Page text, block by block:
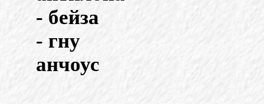
- бейза
- гну
анчоус